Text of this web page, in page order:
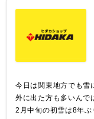
今日は関東地方でも雪
外に出た方も多いんで
2月中旬の初雪は8年